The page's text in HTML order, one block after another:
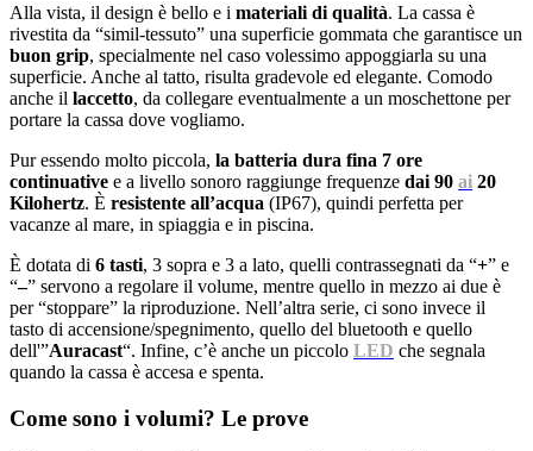
Alla vista, il design è bello e i materiali di qualità. La cassa è
rivestita da “simil-tessuto” una superficie gommata che garantisce un
buon grip, specialmente nel caso volessimo appoggiarla su una
superficie. Anche al tatto, risulta gradevole ed elegante. Comodo
anche il laccetto, da collegare eventualmente a un moschettone per
portare la cassa dove vogliamo.
Pur essendo molto piccola, la batteria dura fina 7 ore
continuative e a livello sonoro raggiunge frequenze dai 90 ai 20
Kilohertz. È resistente all’acqua (IP67), quindi perfetta per
vacanze al mare, in spiaggia e in piscina.
È dotata di 6 tasti, 3 sopra e 3 a lato, quelli contrassegnati da “+” e
“–” servono a regolare il volume, mentre quello in mezzo ai due è
per “stoppare” la riproduzione. Nell’altra serie, ci sono invece il
tasto di accensione/spegnimento, quello del bluetooth e quello
dell'”Auracast“. Infine, c’è anche un piccolo LED che segnala
quando la cassa è accesa e spenta.
Come sono i volumi? Le prove